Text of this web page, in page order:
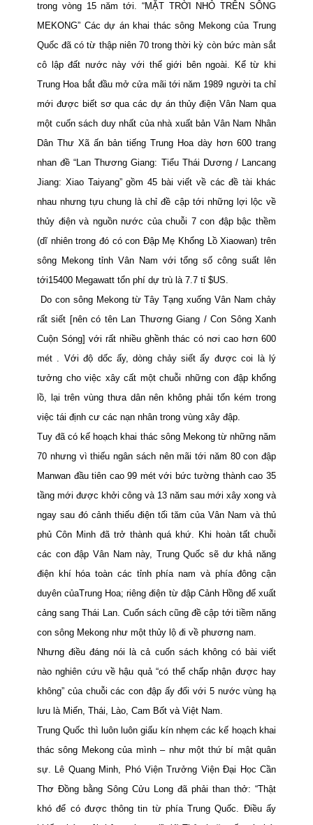
trong vòng 15 năm tới. “MẶT TRỜI NHỎ TRÊN SÔNG
MEKONG” Các dự án khai thác sông Mekong của Trung
Quốc đã có từ thập niên 70 trong thời kỳ còn bức màn sắt
cô lập đất nước này với thế giới bên ngoài. Kể từ khi
Trung Hoa bắt đầu mở cửa mãi tới năm 1989 người ta chỉ
mới được biết sơ qua các dự án thủy điện Vân Nam qua
một cuốn sách duy nhất của nhà xuất bản Vân Nam Nhân
Dân Thư Xã ấn bản tiếng Trung Hoa dày hơn 600 trang
nhan đề “Lan Thương Giang: Tiểu Thái Dương / Lancang
Jiang: Xiao Taiyang” gồm 45 bài viết về các đề tài khác
nhau nhưng tựu chung là chỉ đề cập tới những lợi lộc về
thủy điện và nguồn nước của chuỗi 7 con đập bậc thềm
(dĩ nhiên trong đó có con Đập Mẹ Khổng Lồ Xiaowan) trên
sông Mekong tỉnh Vân Nam với tổng số công suất
lên
tới15400 Megawatt tổn phí dự trù là 7.7 tỉ $US.
Do con sông Mekong từ Tây Tạng xuống Vân Nam chảy
rất siết [nên có tên Lan Thương Giang / Con Sông Xanh
Cuộn Sóng] với rất nhiều ghềnh thác có nơi cao hơn 600
mét . Với độ dốc ấy, dòng chảy siết ấy được coi là lý
tưởng cho việc xây cất một chuỗi những con đập khổng
lồ, lại trên vùng thưa dân nên không phải tốn kém trong
việc tái định cư các nạn nhân trong vùng xây đập.
Tuy đã có kế hoạch khai thác sông Mekong từ những năm
70 nhưng vì thiếu ngân sách nên mãi tới năm 80 con đập
Manwan đầu tiên cao 99 mét với bức tường thành cao 35
tầng mới được khởi công và 13 năm sau mới xây xong và
ngay sau đó cảnh thiếu điện tối tăm của Vân Nam và thủ
phủ Côn Minh đã trở thành quá khứ. Khi hoàn tất chuỗi
các con đập Vân Nam này, Trung Quốc sẽ dư khả năng
điện khí hóa toàn các tỉnh phía nam và phía đông cận
duyên củaTrung Hoa; riêng điện từ đập Cảnh Hồng để xuất
cảng sang Thái Lan. Cuốn sách cũng đề cập tới tiềm năng
con sông Mekong như một thủy lộ đi về phương nam.
Nhưng điều đáng nói là cả cuốn sách không có bài viết
nào nghiên cứu về hậu quả “có thể chấp nhận được hay
không” của chuỗi các con đập ấy đối với 5 nước vùng hạ
lưu là Miến, Thái, Lào, Cam Bốt và Việt Nam.
Trung Quốc thì luôn luôn giấu kín nhẹm các kế hoạch khai
thác sông Mekongcủa mình – như một thứ bí mật quân
sự. Lê Quang Minh, Phó Viện Trưởng Viện Đại Học Cần
Thơ Đồng bằng Sông Cửu Long đã phải than thở: “Thật
khó để có được thông tin từ phía Trung Quốc. Điều ấy